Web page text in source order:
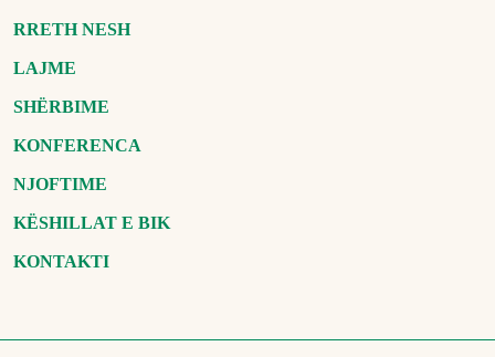
RRETH NESH
LAJME
SHËRBIME
KONFERENCA
NJOFTIME
KËSHILLAT E BIK
KONTAKTI